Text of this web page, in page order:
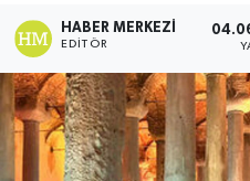
HABER MERKEZI
EDITÖR
Ekonomi
Eleman
Emlak